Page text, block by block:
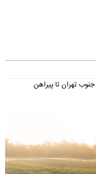
تهران تا پیراهن